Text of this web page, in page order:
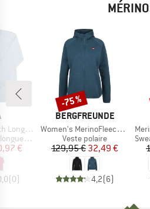
Sleeves
mérinos
réduit
€
(0)
MARQUE
BERGFREUNDE
Article
Women's MerinoFleece NeuffenBF. Zip Hoody
Product group
Veste polaire
Prix
129,95 €Prix réduit
32,49 €
4,2(6)
Remise
-75 %